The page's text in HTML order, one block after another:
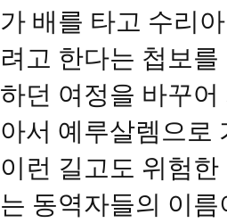
가 배를 타고 수리
려고 한다는 첩보
하던 여정을 바꾸
아서 예루살렘으로
이런 길고도 위험
는 동역자들의 이